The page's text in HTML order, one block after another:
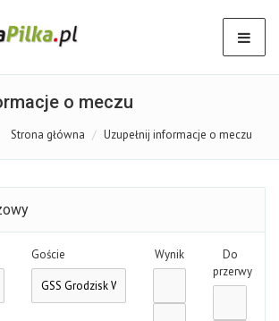
o meczu
Strona główna Uzupełnij informacje o meczu
Goście Wynik
Do
przerwy